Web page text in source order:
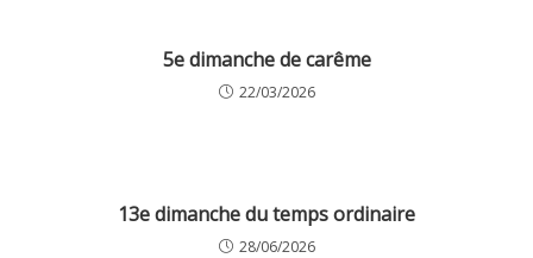
5e dimanche de carême
22/03/2026
13e dimanche du temps ordinaire
28/06/2026